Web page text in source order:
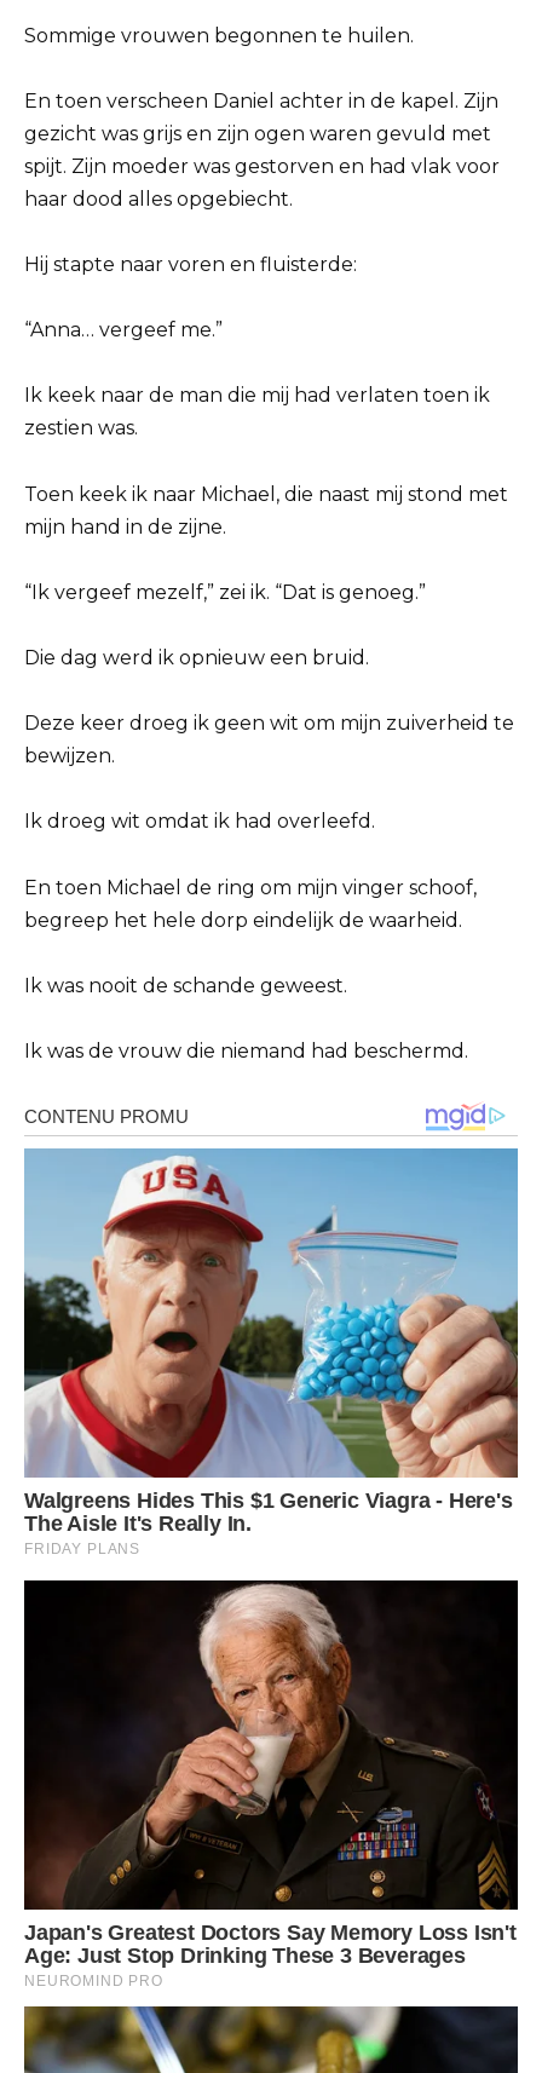
Sommige vrouwen begonnen te huilen.
En toen verscheen Daniel achter in de kapel. Zijn
gezicht was grijs en zijn ogen waren gevuld met
spijt. Zijn moeder was gestorven en had vlak voor
haar dood alles opgebiecht.
Hij stapte naar voren en fluisterde:
“Anna… vergeef me.”
Ik keek naar de man die mij had verlaten toen ik
zestien was.
Toen keek ik naar Michael, die naast mij stond met
mijn hand in de zijne.
“Ik vergeef mezelf,” zei ik. “Dat is genoeg.”
Die dag werd ik opnieuw een bruid.
Deze keer droeg ik geen wit om mijn zuiverheid te
bewijzen.
Ik droeg wit omdat ik had overleefd.
En toen Michael de ring om mijn vinger schoof,
begreep het hele dorp eindelijk de waarheid.
Ik was nooit de schande geweest.
Ik was de vrouw die niemand had beschermd.